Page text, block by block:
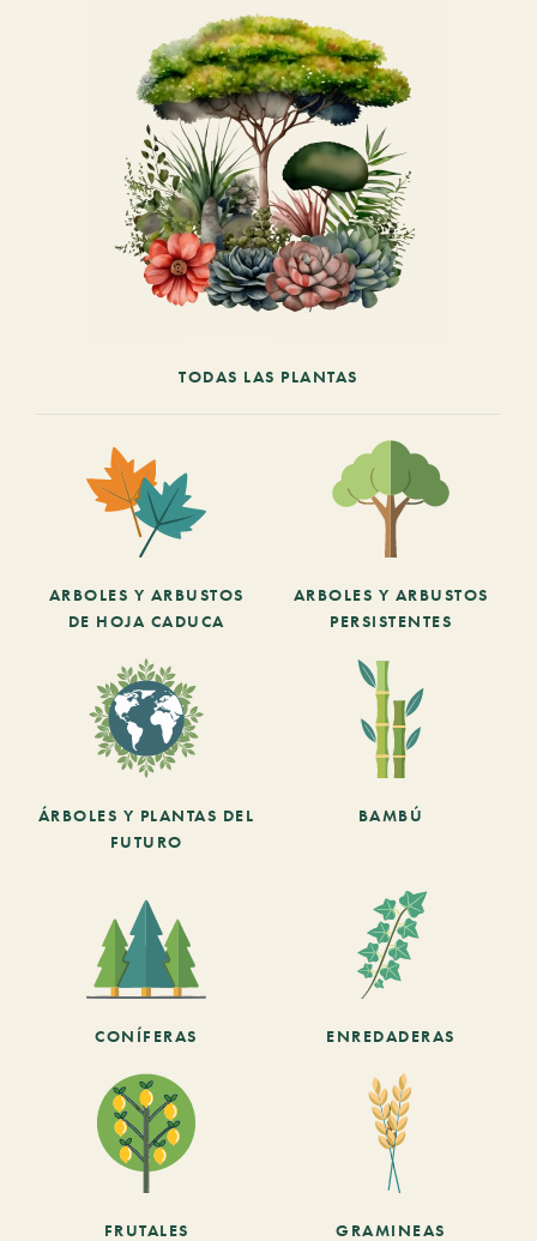
TODAS LAS PLANTAS
ARBOLES Y ARBUSTOS
DE HOJA CADUCA
ARBOLES Y ARBUSTOS
PERSISTENTES
ÁRBOLES Y PLANTAS DEL
FUTURO
BAMBÚ
CONÍFERAS ENREDADERAS
FRUTALES GRAMINEAS